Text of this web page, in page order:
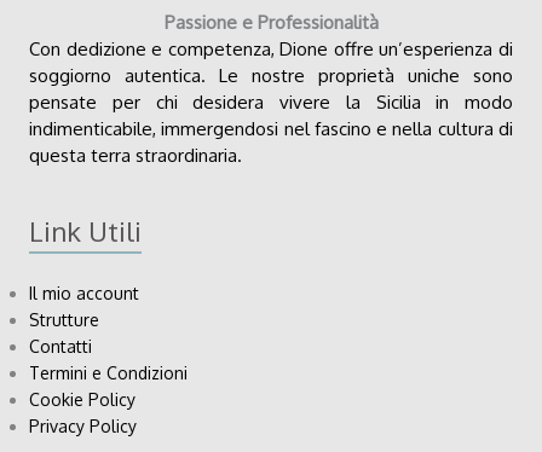
Passione e Professionalità
Con dedizione e competenza, Dione offre un’esperienza di
soggiorno autentica. Le nostre proprietà uniche sono
pensate per chi desidera vivere la Sicilia in modo
indimenticabile, immergendosi nel fascino e nella cultura di
questa terra straordinaria.
Link Utili
Il mio account
Strutture
Contatti
Termini e Condizioni
Cookie Policy
Privacy Policy